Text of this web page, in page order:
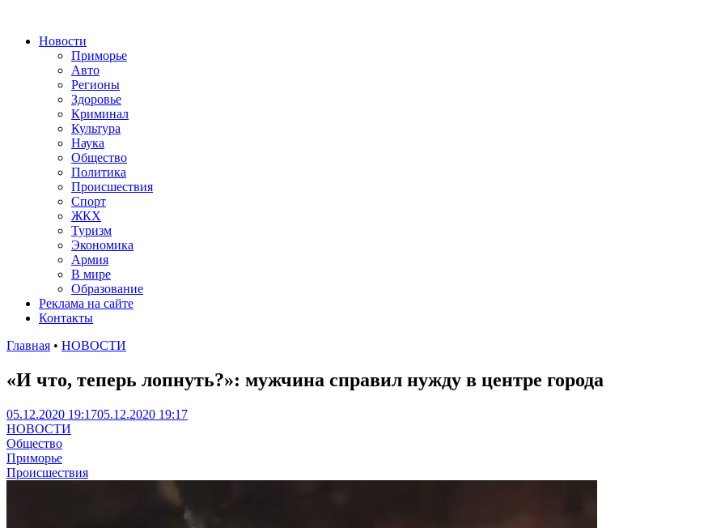
Новости
Приморье
Авто
Регионы
Здоровье
Криминал
Культура
Наука
Общество
Политика
Происшествия
Спорт
ЖКХ
Туризм
Экономика
Армия
В мире
Образование
Реклама на сайте
Контакты
Главная • НОВОСТИ
«И что, теперь лопнуть?»: мужчина справил нужду в центре города
05.12.2020 19:1705.12.2020 19:17
НОВОСТИ
Общество
Приморье
Происшествия